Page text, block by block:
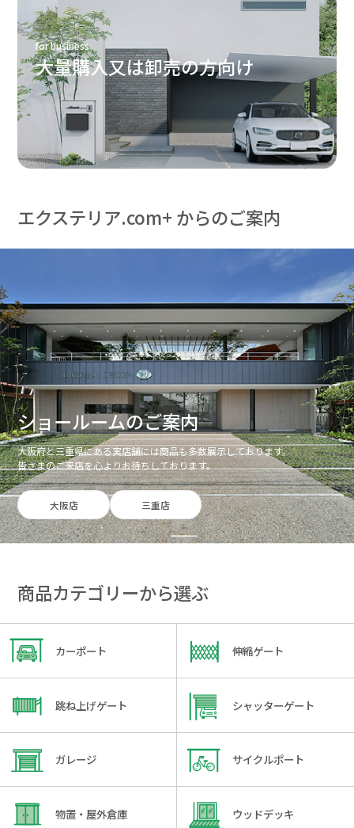
for business
大量購入又は卸売の方向け
エクステリア.com+ からのご案内
ショールームのご案内
大阪府と三重県にある実店舗には商品も多数展示しております。
皆さまのご来店を心よりお待ちしております。
大阪店 三重店
商品カテゴリーから選ぶ
カーポート 伸縮ゲート
跳ね上げゲート シャッターゲート
ガレージ サイクルポート
物置・屋外倉庫 ウッドデッキ